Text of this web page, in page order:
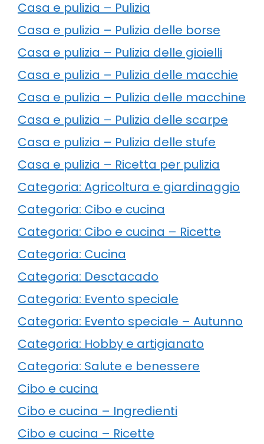
Casa e pulizia – Pulizia
Casa e pulizia – Pulizia delle borse
Casa e pulizia – Pulizia delle gioielli
Casa e pulizia – Pulizia delle macchie
Casa e pulizia – Pulizia delle macchine
Casa e pulizia – Pulizia delle scarpe
Casa e pulizia – Pulizia delle stufe
Casa e pulizia – Ricetta per pulizia
Categoria: Agricoltura e giardinaggio
Categoria: Cibo e cucina
Categoria: Cibo e cucina – Ricette
Categoria: Cucina
Categoria: Desctacado
Categoria: Evento speciale
Categoria: Evento speciale – Autunno
Categoria: Hobby e artigianato
Categoria: Salute e benessere
Cibo e cucina
Cibo e cucina – Ingredienti
Cibo e cucina – Ricette